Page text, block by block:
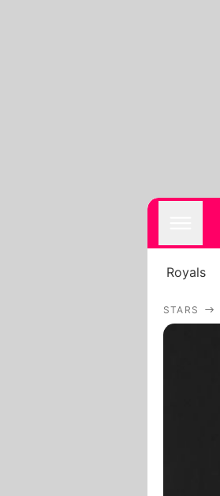
Royals
STARS